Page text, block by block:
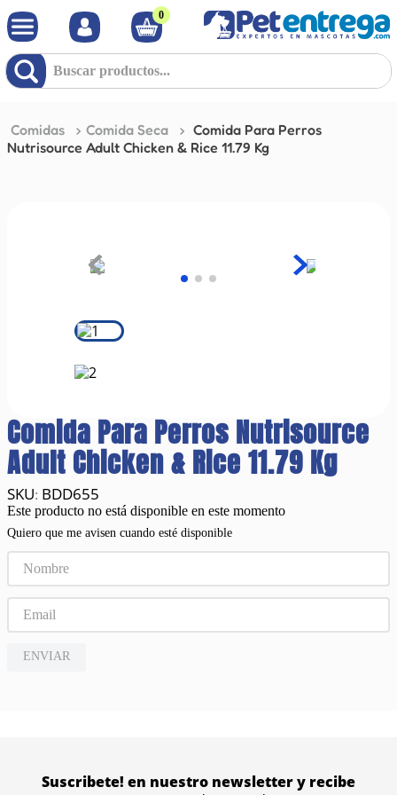
0
Buscar productos...
Comidas Comida Seca
Comida Para Perros
Nutrisource Adult Chicken & Rice 11.79 Kg
Comida Para Perros Nutrisource
Adult Chicken & Rice 11.79 Kg
: BDD655
Este producto no está disponible en este momento
Quiero que me avisen cuando esté disponible
ENVIAR
Suscribete! en nuestro newsletter y recibe